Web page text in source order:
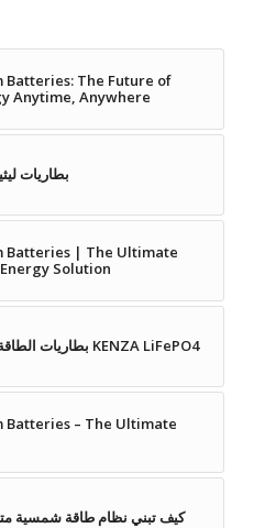
Batteries: The Future of
Anytime, Anywhere
بطاريات
Batteries | The Ultimate
Solution
بطاريات الطاقة الشمسية ليثيوم KENZA LiFePO4
Batteries – The Ultimate
كيف تبني نظام طاقة شمسية